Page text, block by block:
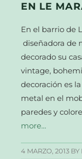
EN LE
En el barrio de
diseñadora de
decorado su
vintage,
decoración es
metal en el
paredes y
more…
4 MARZO, 2013